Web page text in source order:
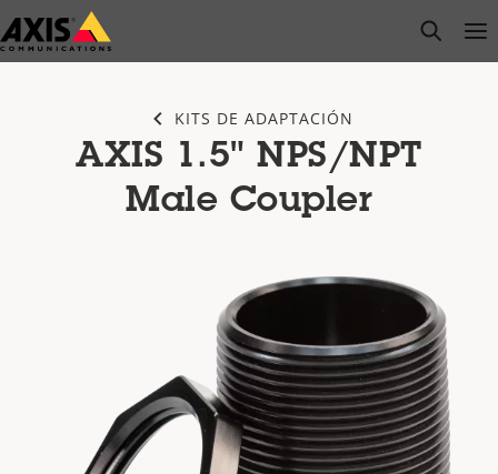
Saltar
al
open
KITS DE ADAPTACIÓN
AXIS 1.5" NPS/NPT
Male Coupler